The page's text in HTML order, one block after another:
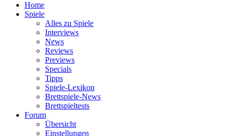
Home
Spiele
Alles zu Spiele
Interviews
News
Reviews
Previews
Specials
Tipps
Spiele-Lexikon
Brettspiele-News
Brettspieltests
Forum
Übersicht
Einstellungen